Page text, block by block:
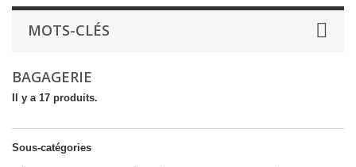
MOTS-CLÉS
BAGAGERIE
Il y a 17 produits.
Sous-catégories